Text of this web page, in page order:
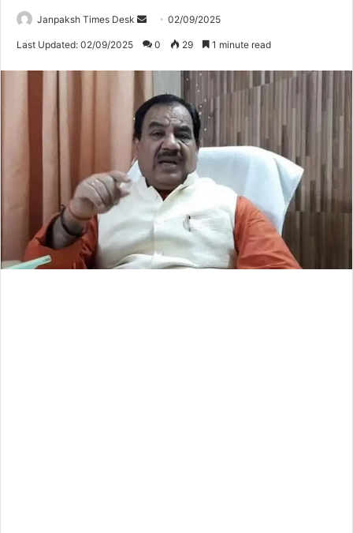
Janpaksh Times Desk
e
a
n
e
m
i
02/09/2025
Last Updated: 02/09/2025 0 29 1 minute read